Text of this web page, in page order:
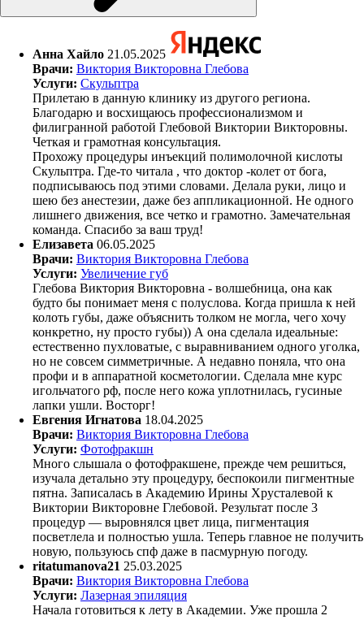
Анна Хайло 21.05.2025
Врачи: Виктория Викторовна Глебова
Услуги: Скульптра
Прилетаю в данную клинику из другого региона.
Благодарю и восхищаюсь профессионализмом и
филигранной работой Глебовой Виктории Викторовны.
Четкая и грамотная консультация.
Прохожу процедуры инъекций полимолочной кислоты
Скульптра. Где-то читала , что доктор -колет от бога,
подписываюсь под этими словами. Делала руки, лицо и
шею без анестезии, даже без аппликационной. Не одного
лишнего движения, все четко и грамотно. Замечательная
команда. Спасибо за ваш труд!
Елизавета 06.05.2025
Врачи: Виктория Викторовна Глебова
Услуги: Увеличение губ
Глебова Виктория Викторовна - волшебница, она как
будто бы понимает меня с полуслова. Когда пришла к ней
колоть губы, даже объяснить толком не могла, чего хочу
конкретно, ну просто губы)) А она сделала идеальные:
естественно пухловатые, с выравниванием одного уголка,
но не совсем симметричные. А недавно поняла, что она
профи и в аппаратной косметологии. Сделала мне курс
игольчатого рф, после него кожа уплотнилась, гусиные
лапки ушли. Восторг!
Евгения Игнатова 18.04.2025
Врачи: Виктория Викторовна Глебова
Услуги: Фотофракшн
Много слышала о фотофракшене, прежде чем решиться,
изучала детально эту процедуру, беспокоили пигментные
пятна. Записалась в Академию Ирины Хрусталевой к
Виктории Викторовне Глебовой. Результат после 3
процедур — выровнялся цвет лица, пигментация
посветлела и полностью ушла. Теперь главное не получить
новую, пользуюсь спф даже в пасмурную погоду.
ritatumanova21 25.03.2025
Врачи: Виктория Викторовна Глебова
Услуги: Лазерная эпиляция
Начала готовиться к лету в Академии. Уже прошла 2